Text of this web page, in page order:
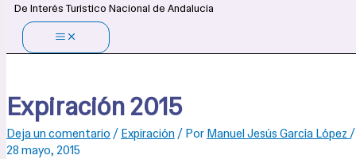
De Interés Turístico Nacional de Andalucía
Expiración 2015
Deja un comentario / Expiración / Por Manuel Jesús García López /
28 mayo, 2015